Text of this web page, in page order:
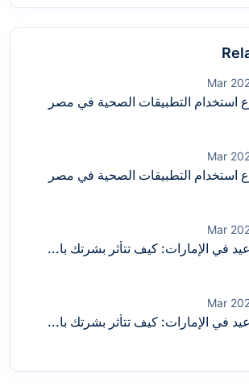
استخدام التطبيقات الصحية في مصر
استخدام التطبيقات الصحية في مصر
في الإمارات: كيف تتأثر بشرتك با...
في الإمارات: كيف تتأثر بشرتك با...